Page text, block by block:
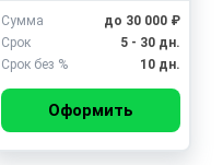
Сумма
до 30 000 ₽
Срок
5 - 30 дн.
Срок без %
10 дн.
Оформить